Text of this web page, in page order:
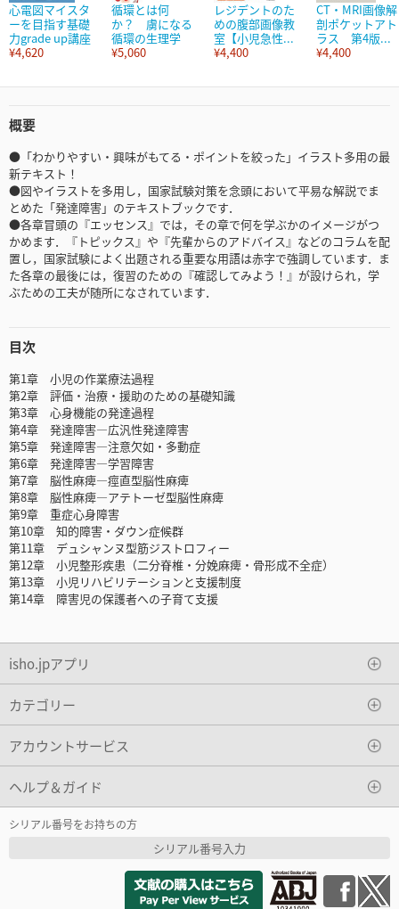
心電図マイスタ
ーを目指す基礎
力grade up講座
¥4,620
循環とは何
か？ 虜になる
循環の生理学
¥5,060
レジデントのた
めの腹部画像教
室【小児急性...
¥4,400
CT・MRI画像解
剖ポケットアト
ラス 第4版...
¥4,400
概要
●「わかりやすい・興味がもてる・ポイントを絞った」イラスト多用の最
新テキスト！
●図やイラストを多用し，国家試験対策を念頭において平易な解説でま
とめた「発達障害」のテキストブックです．
●各章冒頭の『エッセンス』では，その章で何を学ぶかのイメージがつ
かめます．『トピックス』や『先輩からのアドバイス』などのコラムを配
置し，国家試験によく出題される重要な用語は赤字で強調しています．ま
た各章の最後には，復習のための『確認してみよう！』が設けられ，学
ぶための工夫が随所になされています．
目次
第1章 小児の作業療法過程
第2章 評価・治療・援助のための基礎知識
第3章 心身機能の発達過程
第4章 発達障害―広汎性発達障害
第5章 発達障害―注意欠如・多動症
第6章 発達障害―学習障害
第7章 脳性麻痺―痙直型脳性麻痺
第8章 脳性麻痺―アテトーゼ型脳性麻痺
第9章 重症心身障害
第10章 知的障害・ダウン症候群
第11章 デュシャンヌ型筋ジストロフィー
第12章 小児整形疾患（二分脊椎・分娩麻痺・骨形成不全症）
第13章 小児リハビリテーションと支援制度
第14章 障害児の保護者への子育て支援
isho.jpアプリ
カテゴリー
アカウントサービス
ヘルプ＆ガイド
シリアル番号をお持ちの方
シリアル番号入力